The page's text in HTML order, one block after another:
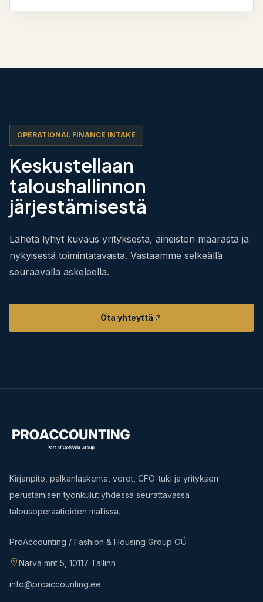
OPERATIONAL FINANCE INTAKE
Keskustellaan
taloushallinnon
järjestämisestä
Lähetä lyhyt kuvaus yrityksestä, aineiston määrästä ja
nykyisestä toimintatavasta. Vastaamme selkeällä
seuraavalla askeleella.
Ota yhteyttä
Kirjanpito, palkanlaskenta, verot, CFO-tuki ja yrityksen
perustamisen työnkulut yhdessä seurattavassa
talousoperaatioiden mallissa.
ProAccounting / Fashion & Housing Group OÜ
Narva mnt 5, 10117 Tallinn
info@proaccounting.ee